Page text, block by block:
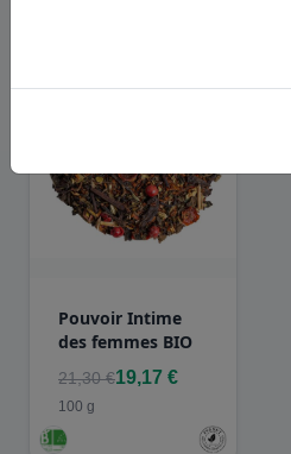
Pouvoir Intime
des femmes BIO
21,30 €19,17 €
100 g